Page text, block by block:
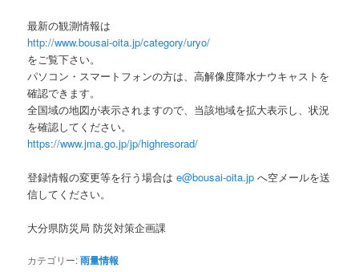
最新の観測情報は
http://www.bousai-oita.jp/category/uryo/
をご覧下さい。
パソコン・スマートフォンの方は、高解像度降水ナウキャストを
確認できます。
全国域の地図が表示されますので、当該地域を拡大表示し、状況
を確認してください。
https://www.jma.go.jp/jp/highresorad/
登録情報の変更等を行う場合はe@bousai-oita.jp へ空メールを送
信してください。
大分県防災局 防災対策企画課
カテゴリー:雨量情報